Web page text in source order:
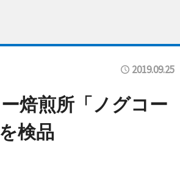
2019.09.25
焙煎所「ノグコー
検品